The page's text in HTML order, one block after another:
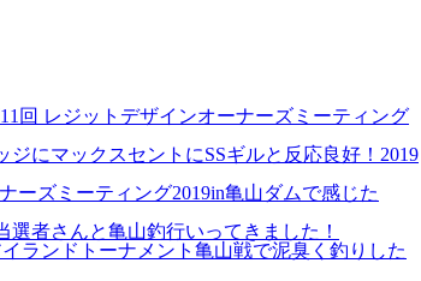
11回 レジットデザインオーナーズミーティング
ジにマックスセントにSSギルと反応良好！2019
ーズミーティング2019in亀山ダムで感じた
選者さんと亀山釣行いってきました！
イランドトーナメント亀山戦で泥臭く釣りした